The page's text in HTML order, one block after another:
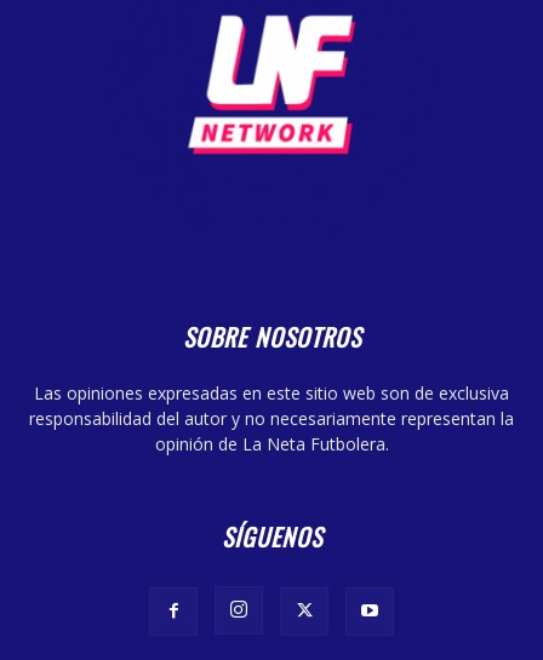
SOBRE NOSOTROS
Las opiniones expresadas en este sitio web son de exclusiva
responsabilidad del autor y no necesariamente representan la
opinión de La Neta Futbolera.
SÍGUENOS